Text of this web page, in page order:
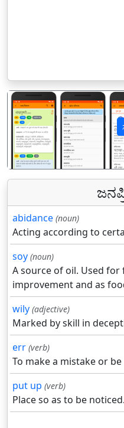
पिछला
abidance (noun)
Acting according to
soy (noun)
A source of oil. Used for
improvement and as
wily (adjective)
Marked by skill in
err (verb)
To make a mistake or
put up (verb)
Place so as to be noticed.